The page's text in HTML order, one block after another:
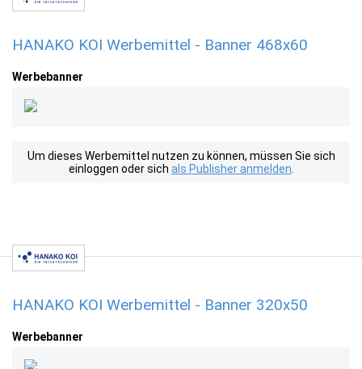
HANAKO KOI Werbemittel - Banner 468x60
Werbebanner
Um dieses Werbemittel nutzen zu können, müssen Sie sich
einloggen oder sich als Publisher anmelden
HANAKO KOI Werbemittel - Banner 320x50
Werbebanner